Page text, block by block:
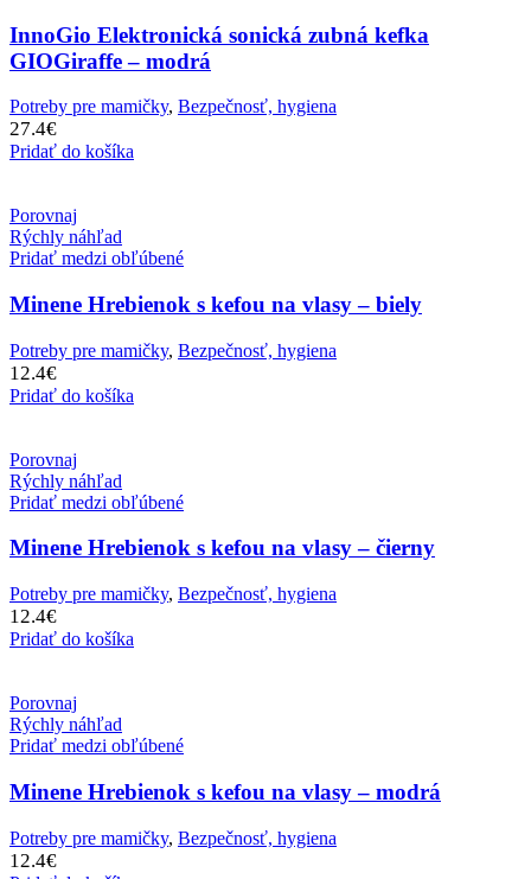
InnoGio Elektronická sonická zubná kefka
GIOGiraffe – modrá
Potreby pre mamičky, Bezpečnosť, hygiena
27.4€
Pridať do košíka
Porovnaj
Rýchly náhľad
Pridať medzi obľúbené
Minene Hrebienok s kefou na vlasy – biely
Potreby pre mamičky, Bezpečnosť, hygiena
12.4€
Pridať do košíka
Porovnaj
Rýchly náhľad
Pridať medzi obľúbené
Minene Hrebienok s kefou na vlasy – čierny
Potreby pre mamičky, Bezpečnosť, hygiena
12.4€
Pridať do košíka
Porovnaj
Rýchly náhľad
Pridať medzi obľúbené
Minene Hrebienok s kefou na vlasy – modrá
Potreby pre mamičky, Bezpečnosť, hygiena
12.4€